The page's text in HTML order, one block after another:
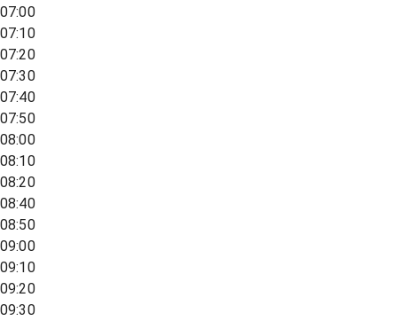
07:00
07:10
07:20
07:30
07:40
07:50
08:00
08:10
08:20
08:40
08:50
09:00
09:10
09:20
09:30